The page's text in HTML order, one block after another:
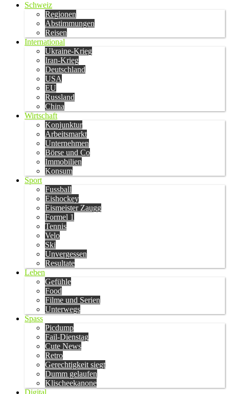
Schweiz
Regionen
Abstimmungen
Reisen
International
Ukraine-Krieg
Iran-Krieg
Deutschland
USA
EU
Russland
China
Wirtschaft
Konjunktur
Arbeitsmarkt
Unternehmen
Börse und Co
Immobilien
Konsum
Sport
Fussball
Eishockey
Eismeister Zaugg
Formel 1
Tennis
Velo
Ski
Unvergessen
Resultate
Leben
Gefühle
Food
Filme und Serien
Unterwegs
Spass
Picdump
Fail-Dienstag
Cute News
Retro
Gerechtigkeit siegt
Dumm gelaufen
Klischeekanone
Digital